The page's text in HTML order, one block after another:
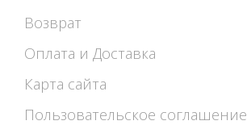
Возврат
Оплата и Доставка
Карта сайта
Пользовательское соглашение